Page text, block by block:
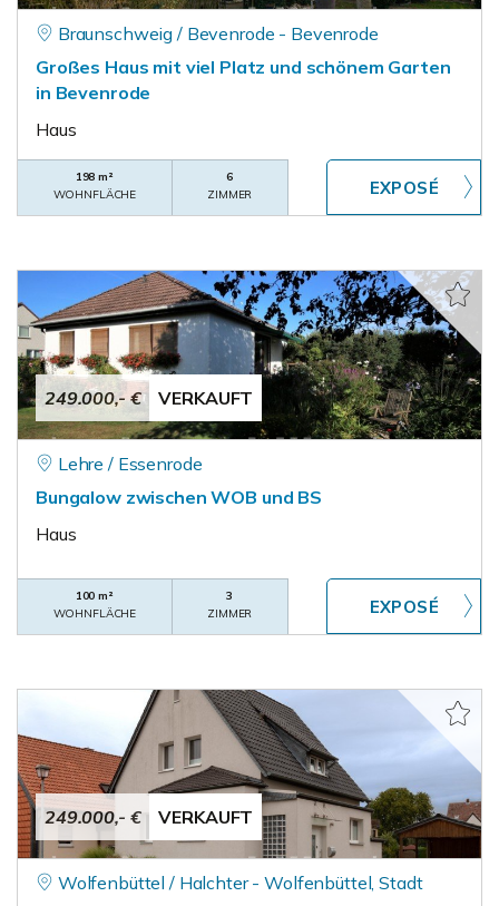
Braunschweig / Bevenrode - Bevenrode
Großes Haus mit viel Platz und schönem Garten
in Bevenrode
Haus
198 m²
WOHNFLÄCHE
6
ZIMMER
249.000,- € VERKAUFT
Lehre / Essenrode
Bungalow zwischen WOB und BS
Haus
100 m²
WOHNFLÄCHE
3
ZIMMER
249.000,- € VERKAUFT
Wolfenbüttel / Halchter - Wolfenbüttel, Stadt